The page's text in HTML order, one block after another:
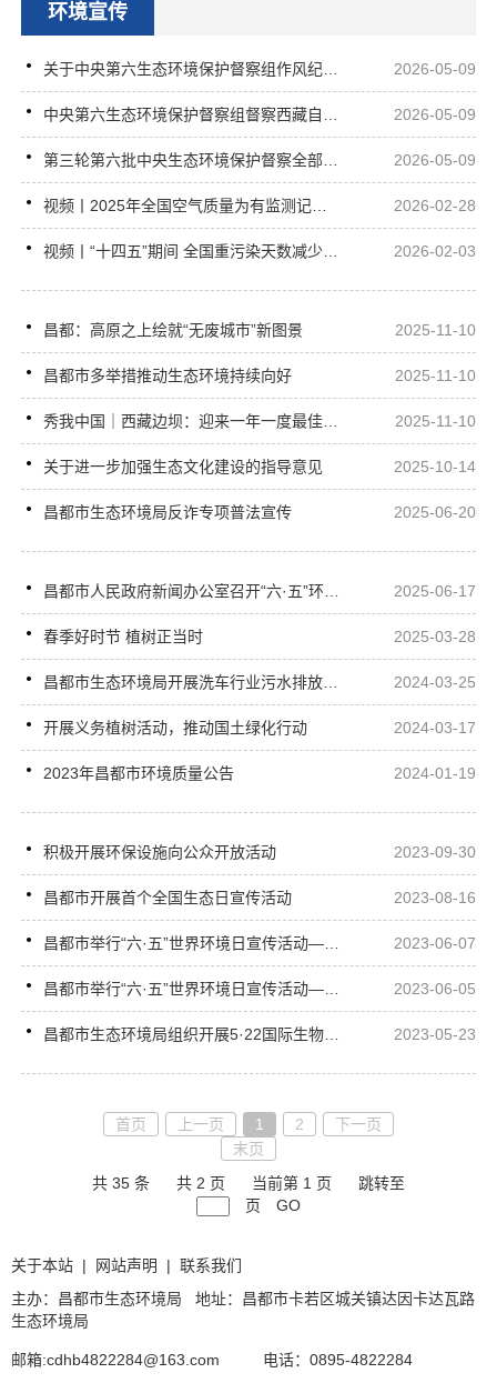
环境宣传
关于中央第六生态环境保护督察组作风纪律监督举报方式的公告 2026-05-09
中央第六生态环境保护督察组督察西藏自治区动员会在拉萨召开 2026-05-09
第三轮第六批中央生态环境保护督察全部实现督察进驻 2026-05-09
视频丨2025年全国空气质量为有监测记录以来最优（央视《新闻直播间》） 2026-02-28
视频丨“十四五”期间 全国重污染天数减少25%（央视《新闻直播间》） 2026-02-03
昌都：高原之上绘就“无废城市”新图景 2025-11-10
昌都市多举措推动生态环境持续向好 2025-11-10
秀我中国｜西藏边坝：迎来一年一度最佳秋景观赏期 2025-11-10
关于进一步加强生态文化建设的指导意见 2025-10-14
昌都市生态环境局反诈专项普法宣传 2025-06-20
昌都市人民政府新闻办公室召开“六·五”环境日新闻发布会 2025-06-17
春季好时节 植树正当时 2025-03-28
昌都市生态环境局开展洗车行业污水排放全面排查整治行动 2024-03-25
开展义务植树活动，推动国土绿化行动 2024-03-17
2023年昌都市环境质量公告 2024-01-19
积极开展环保设施向公众开放活动 2023-09-30
昌都市开展首个全国生态日宣传活动 2023-08-16
昌都市举行“六·五”世界环境日宣传活动——建设人与自然和谐共生的现代化 2023-06-07
昌都市举行“六·五”世界环境日宣传活动——建设人与自然和谐共生的现代化 2023-06-05
昌都市生态环境局组织开展5·22国际生物多样性日主题宣传活动 2023-05-23
首页 上一页 1 2
下一页
末页
共 35 条
共 2 页 当前第 1 页
跳转至
页
GO
关于本站 | 网站声明 | 联系我们
主办：昌都市生态环境局 地址：昌都市卡若区城关镇达因卡达瓦路
生态环境局
邮箱:cdhb4822284@163.com 电话：0895-4822284